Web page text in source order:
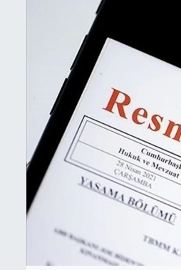
Coin Isı Haritası
Ekonomik Takvim
Kiripto Para Piyasası
Gizlilik Sözleşmesi
Hakkımızda